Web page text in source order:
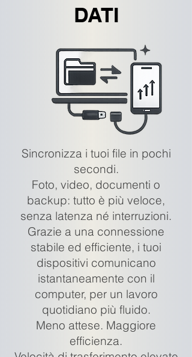
DATI
Sincronizza i tuoi file in pochi
secondi.
Foto, video, documenti o
backup: tutto è più veloce,
senza latenza né interruzioni.
Grazie a una connessione
stabile ed efficiente, i tuoi
dispositivi comunicano
istantaneamente con il
computer, per un lavoro
quotidiano più fluido.
Meno attese. Maggiore
efficienza.